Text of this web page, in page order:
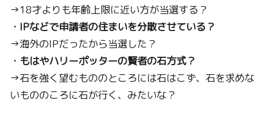
→18才よりも年齢上限に近い方が当選する？
・IPなどで申請者の住まいを分散させている？
→海外のIPだったから当選した？
・もはやハリーポッターの賢者の石方式？
→石を強く望むもののところには石はこず、石を求めな
いもののころに石が行く、みたいな？